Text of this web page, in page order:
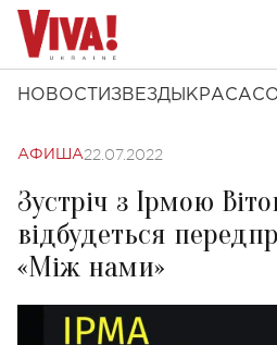
НОВОСТИ ЗВЕЗДЫ КРАСА
АФИША22.07.2022
Зустріч з Ірмою
відбудеться
«Між нами»